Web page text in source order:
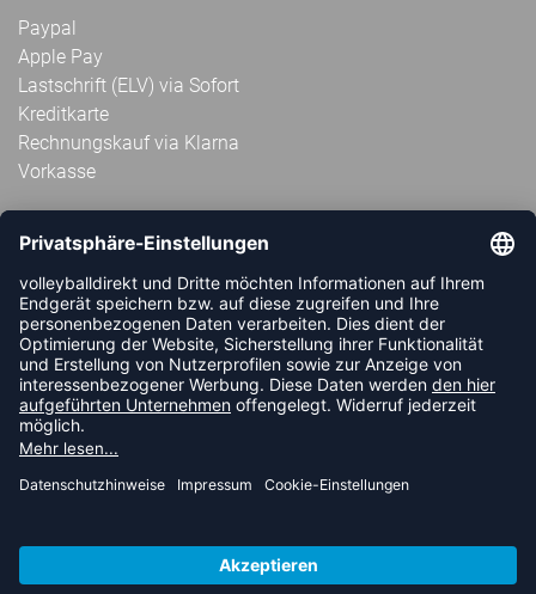
Paypal
Apple Pay
Lastschrift (ELV) via Sofort
Kreditkarte
Rechnungskauf via Klarna
Vorkasse
ABONNIERE JETZT DEN KOSTENLOSEN
VOLLEYBALLDIREKT-NEWSLETTER UND VERPASSE KEINE
NEUIGKEIT ODER AKTION MEHR.
JETZT ANMELDEN